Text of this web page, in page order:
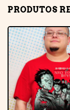
PRODUTOS